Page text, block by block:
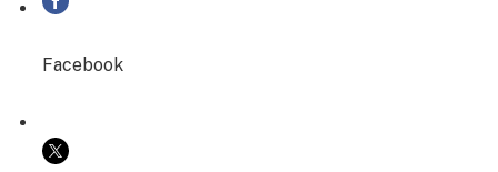
COPIER LE LIEN
Facebook